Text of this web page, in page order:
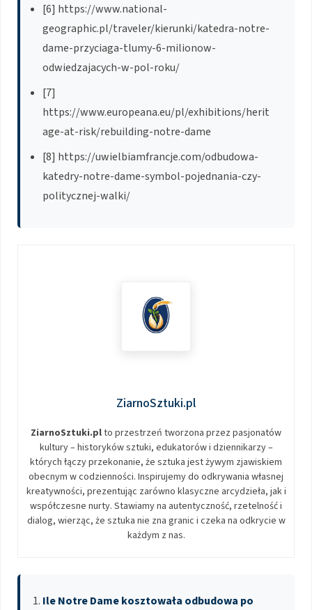
[6] https://www.national-
geographic.pl/traveler/kierunki/katedra-notre-
dame-przyciaga-tlumy-6-milionow-
odwiedzajacych-w-pol-roku/
[7]
https://www.europeana.eu/pl/exhibitions/herit
age-at-risk/rebuilding-notre-dame
[8] https://uwielbiamfrancje.com/odbudowa-
katedry-notre-dame-symbol-pojednania-czy-
politycznej-walki/
ZiarnoSztuki.pl
ZiarnoSztuki.plto przestrzeń tworzona przez pasjonatów
kultury – historyków sztuki, edukatorów i dziennikarzy –
których łączy przekonanie, że sztuka jest żywym zjawiskiem
obecnym w codzienności. Inspirujemy do odkrywania własnej
kreatywności, prezentując zarówno klasyczne arcydzieła, jak i
współczesne nurty. Stawiamy na autentyczność, rzetelność i
dialog, wierząc, że sztuka nie zna granic i czeka na odkrycie w
każdym z nas.
Ile Notre Dame kosztowała odbudowa po